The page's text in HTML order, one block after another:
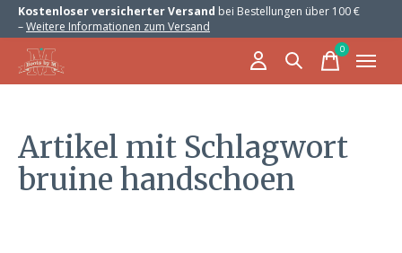
Kostenloser versicherter Versand bei Bestellungen über 100 €
–Weitere Informationen zum Versand
0items
Artikel mit Schlagwort
bruine handschoen